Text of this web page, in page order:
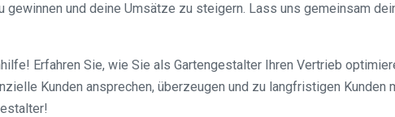
und deine Umsätze zu steigern. Lass uns gemeinsam
Erfahren Sie, wie Sie als Gartengestalter Ihren Vertrieb
Kunden ansprechen, überzeugen und zu langfristigen Kunden